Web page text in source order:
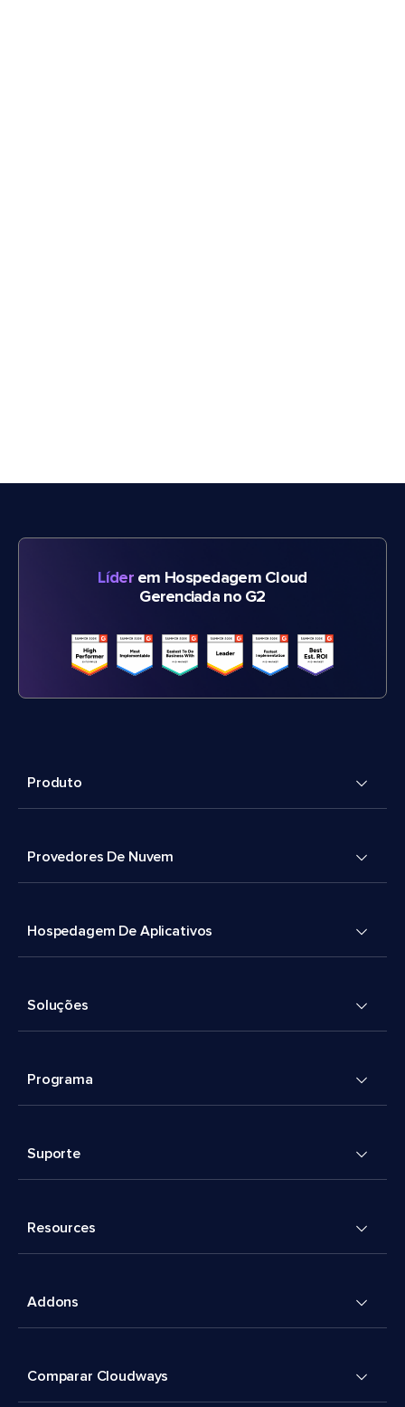
Líderem Hospedagem Cloud
Gerenciada no G2
Produto
Provedores De Nuvem
Hospedagem De Aplicativos
Soluções
Programa
Suporte
Resources
Addons
Comparar Cloudways